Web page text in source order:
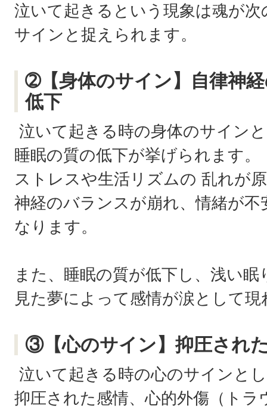
泣いて起きるという現象は魂が
サインと捉えられます。
➁【身体のサイン】自律神
低下
泣いて起きる時の身体のサイン
睡眠の質の低下が挙げられます。
ストレスや生活リズムの 乱れが
神経のバランスが崩れ、情緒が
なります。
また、睡眠の質が低下し、浅い
見た夢によって感情が涙として
③【心のサイン】抑圧され
泣いて起きる時の心のサインと
抑圧された感情、心的外傷（ト